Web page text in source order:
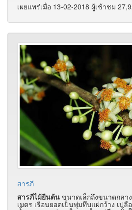
เผยแพร่เมื่อ 13-02-2018 ผู้เช้าชม
สารภี
สารภีไม้ยืนต้น ขนาดเล็กถึงขนาดกลา
เมตร เรือนยอดเป็นพุ่มทึบแผ่กว้าง เปลื